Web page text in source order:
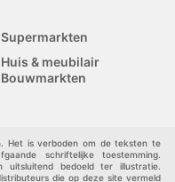
Supermarkten
Huis & meubilair
Bouwmarkten
Het is verboden om de teksten te
schriftelijke toestemming.
uitsluitend bedoeld ter illustratie.
die op deze site vermeld